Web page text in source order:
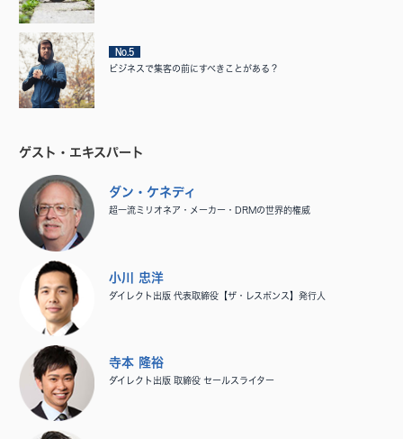
No.5
ビジネスで集客の前にすべきことがある？
ゲスト・エキスパート
ダン・ケネディ
超一流ミリオネア・メーカー・DRMの世界的権威
小川 忠洋
ダイレクト出版 代表取締役【ザ・レスポンス】発行人
寺本 隆裕
ダイレクト出版 取締役 セールスライター